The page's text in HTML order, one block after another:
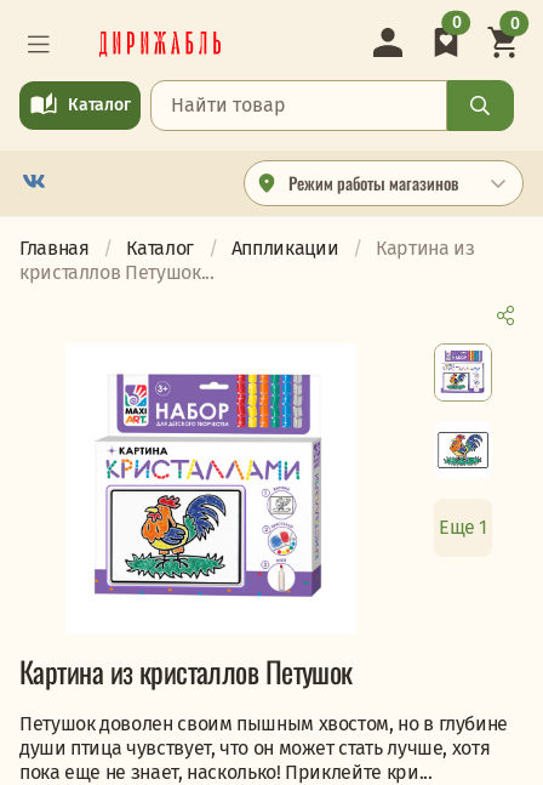
Режим работы магазинов
Каталог
0 0
Главная Каталог Аппликации
Картина из
кристаллов Петушок...
Еще 1
Картина из кристаллов Петушок
Петушок доволен своим пышным хвостом, но в глубине
души птица чувствует, что он может стать лучше, хотя
пока еще не знает, насколько! Приклейте кри...